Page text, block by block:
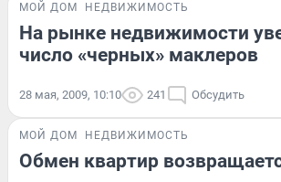
МОЙ ДОМ НЕДВИЖИМОСТЬ
На рынке недвижимости
число «черных» маклеров
28 мая, 2009, 10:10 241 Обсудить
МОЙ ДОМ НЕДВИЖИМОСТЬ
Обмен квартир